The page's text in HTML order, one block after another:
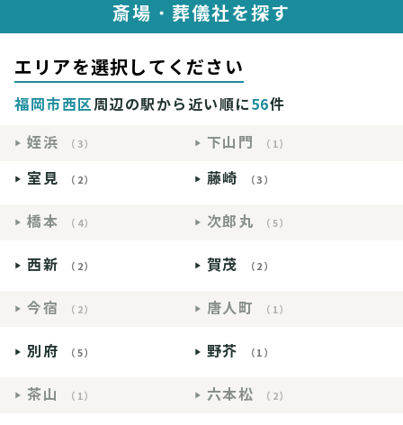
斎場・葬儀社を探す
エリアを選択してください
福岡市西区周辺の駅から近い順に56件
姪浜
（3） 下山門 （1）
室見 （2） 藤崎 （3）
橋本 （4） 次郎丸 （5）
西新 （2） 賀茂 （2）
今宿 （2） 唐人町 （1）
別府 （5） 野芥 （1）
茶山 （1） 六本松 （2）